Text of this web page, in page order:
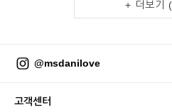
+ 더보기 (
@msdanilove
고객센터